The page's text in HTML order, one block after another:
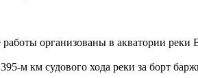
организованы в акватории реки
м км судового хода реки за борт